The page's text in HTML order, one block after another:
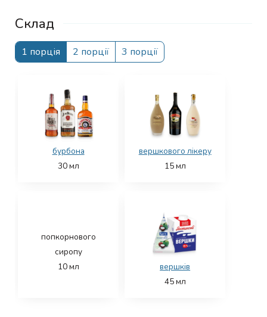
Склад
1 порція 2 порції 3 порції
бурбона
30мл
вершкового лікеру
15мл
попкорнового
сиропу
10мл
вершків
45мл